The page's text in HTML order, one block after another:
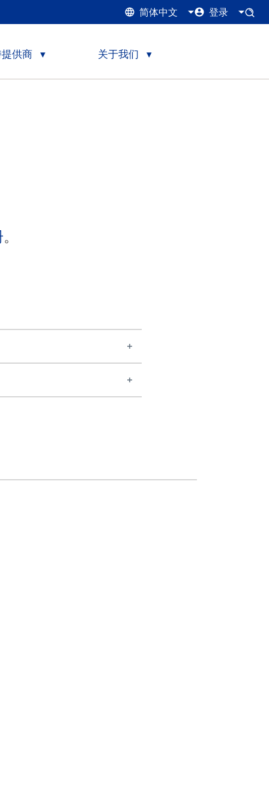
简体中文 登录
供商 关于我们
。